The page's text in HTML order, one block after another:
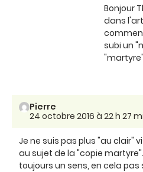
Bonjour
dans
subi un
Pierre
24 octobre 2016 à 22 h 27
Je ne suis pas plus "au clair"
au sujet de la "copie
toujours un sens, en cela